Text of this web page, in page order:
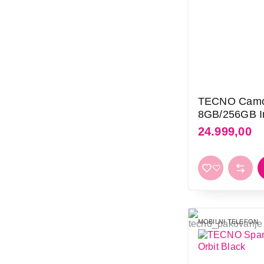
TECNO
8GB/256GB
24.999,00
MOBILNI TELEFON
23.999,00